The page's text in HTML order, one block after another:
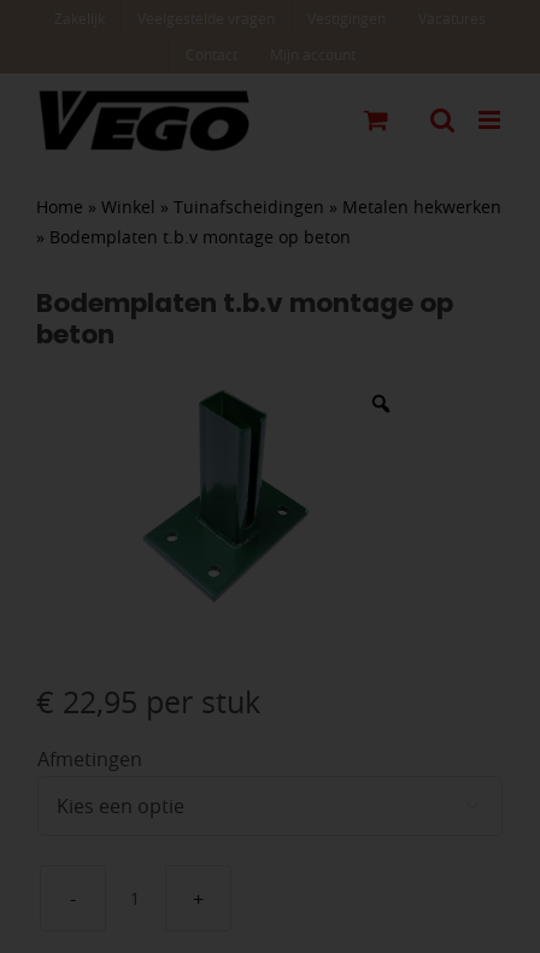
Home » Winkel » Tuinafscheidingen » Metalen hekwerken
» Bodemplaten t.b.v montage op beton
Bodemplaten t.b.v montage op
beton
€ 22,95 per stuk
Afmetingen
Bodemplaten